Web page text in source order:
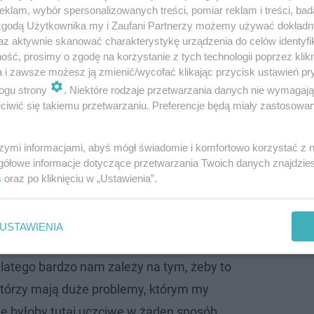
w "Kuchennych rewolucjach"
przecierali oczy ze zdumienia, po tym, jak
naszego kraju. Metamorfozy wymagają nie tylko
Widzowie niejednokrotnie zastanawiali się,
Gessler lokali. Czy właściciele restauracji muszą
z "Co za tydzień" realizatorzy programu
bardzo nam zależy na tym, żeby to
mają duże problemy, którym my
wybór spersonalizowanych treści, pomiar reklam i treści,
Użytkownika my i Zaufani Partnerzy możemy używać
aktywnie skanować charakterystykę urządzenia do celów
prosimy o zgodę na korzystanie z tych technologii poprzez
i zawsze możesz ją zmienić/wycofać klikając przycisk ustawień
strony
. Niektóre rodzaje przetwarzania danych nie
się takiemu przetwarzaniu. Preferencje będą miały
informacjami, abyś mógł świadomie i komfortowo korzystać z
informacje dotyczące przetwarzania Twoich danych
oraz po kliknięciu w „Ustawienia”.
USTAWIENIA